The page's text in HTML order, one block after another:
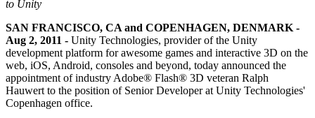
LiveOps
Insights pós-lançamento e operações de jogos ao vivo
Amplie
Aquisição de usuários
Seja descoberto e adquira usuários móveis
Varejo
Transformar experiências em loja em experiências online
Automotivo
Impulsione a inovação e as experiências dentro do carro
Veja todas as indústrias
Insights
Estudos de caso
Histórias de sucesso do mundo real
Guias de melhores práticas
Dicas e truques de especialistas
Junte-se a desenvolvedores, criadores e insiders
Prêmios Unity
Celebrando criadores do Unity em todo o mundo
Tutoriais
Dicas práticas e melhores práticas
Educação
Para estudantes
Impulsione sua carreira
to Unity
SAN FRANCISCO, CA and COPENHAGEN, DENMARK -
Aug 2, 2011 - Unity Technologies, provider of the Unity
development platform for awesome games and interactive 3D on the
web, iOS, Android, consoles and beyond, today announced the
appointment of industry Adobe® Flash® 3D veteran Ralph
Hauwert to the position of Senior Developer at Unity Technologies'
Copenhagen office.